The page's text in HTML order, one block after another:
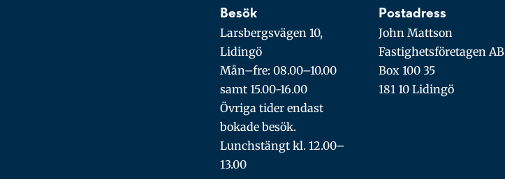
Besök
Larsbergsvägen 10,
Lidingö
Mån–fre: 08.00–10.00
samt 15.00-16.00
Övriga tider endast
bokade besök.
Lunchstängt kl. 12.00–
13.00
Postadress
John Mattson
Fastighetsföretagen AB
Box 100 35
181 10 Lidingö